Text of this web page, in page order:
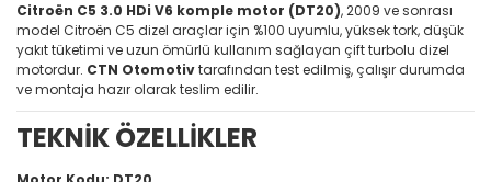
Citroën C5 3.0 HDi V6 komple motor (DT20), 2009 ve sonrası
model Citroën C5 dizel araçlar için %100 uyumlu, yüksek tork, düşük
yakıt tüketimi ve uzun ömürlü kullanım sağlayan çift turbolu dizel
motordur. CTN Otomotivtarafından test edilmiş, çalışır durumda
ve montaja hazır olarak teslim edilir.
TEKNİK ÖZELLİKLER